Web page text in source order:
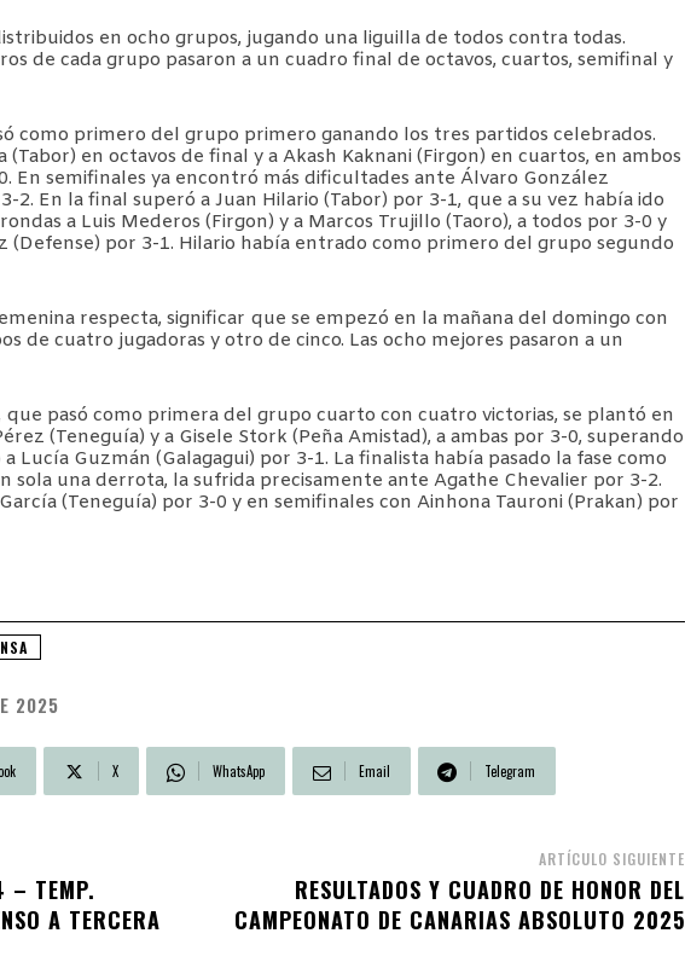
en ocho grupos, jugando una liguilla de todos contra todas.
de cada grupo pasaron a un cuadro final de octavos, cuartos, semifinal y
como primero del grupo primero ganando los tres partidos celebrados.
(Tabor) en octavos de final y a Akash Kaknani (Firgon) en cuartos, en ambos
En semifinales ya encontró más dificultades ante Álvaro González
2. En la final superó a Juan Hilario (Tabor) por 3-1, que a su vez había ido
a Luis Mederos (Firgon) y a Marcos Trujillo (Taoro), a todos por 3-0 y
(Defense) por 3-1. Hilario había entrado como primero del grupo segundo
respecta, significar que se empezó en la mañana del domingo con
de cuatro jugadoras y otro de cinco. Las ocho mejores pasaron a un
que pasó como primera del grupo cuarto con cuatro victorias, se plantó en
(Teneguía) y a Gisele Stork (Peña Amistad), a ambas por 3-0, superando
Guzmán (Galagagui) por 3-1. La finalista había pasado la fase como
sola una derrota, la sufrida precisamente ante Agathe Chevalier por 3-2.
(Teneguía) por 3-0 y en semifinales con Ainhona Tauroni (Prakan) por
2025
X WhatsApp Email Telegram
– TEMP.
A TERCERA
ARTÍCULO SIGUIENTE
RESULTADOS Y CUADRO DE HONOR DEL
CAMPEONATO DE CANARIAS ABSOLUTO 2025